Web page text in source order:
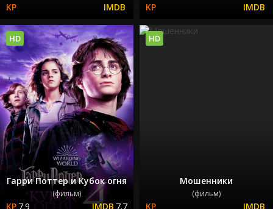
Гарри Поттер и Кубок огня
(фильм)
7.9 7.7
HD
Мошенники
(фильм)
HD